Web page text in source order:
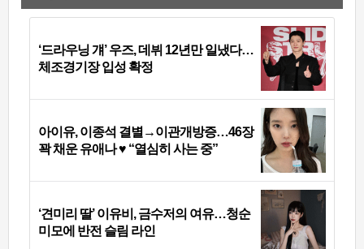
‘드라우닝 걔’ 우즈, 데뷔 12년만 일냈다…
체조경기장 입성 확정
아이유, 이종석 결별→이관개방증…46장
꽉 채운 유애나 ♥ “열심히 사는 중”
‘견미리 딸’ 이유비, 금수저의 여유…청순
미모에 반전 슬림 라인